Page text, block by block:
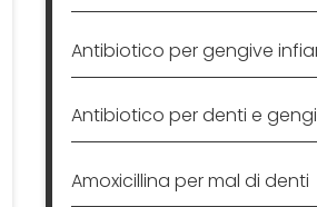
Antibiotico per gengive
Antibiotico per denti e
Amoxicillina per mal di denti